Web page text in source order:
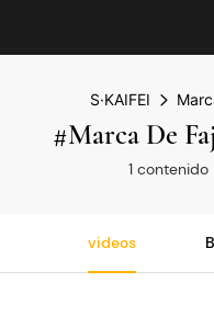
S·KAIFEI
#Marca De
1 contenido
videos